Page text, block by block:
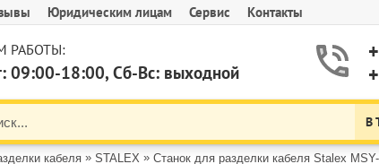
Юридическим лицам Сервис Контакты
РАБОТЫ:
09:00-18:00, Сб-Вс: выходной
В
кабеля » STALEX » Станок для разделки кабеля Stalex